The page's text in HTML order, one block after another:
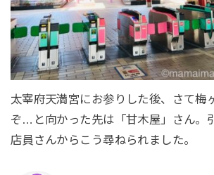
太宰府天満宮にお参りした後、さて梅
ぞ…と向かった先は「甘木屋」さん。
店員さんからこう尋ねられました。